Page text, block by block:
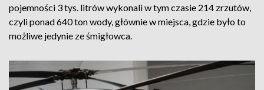
pojemności 3 tys. litrów wykonali w tym czasie 214 zrzutów,
czyli ponad 640 ton wody, głównie w miejsca, gdzie było to
możliwe jedynie ze śmigłowca.